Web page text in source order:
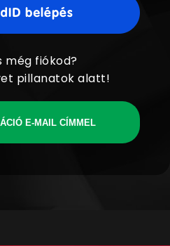
még fiókod?
pillanatok alatt!
E-MAIL CÍMMEL